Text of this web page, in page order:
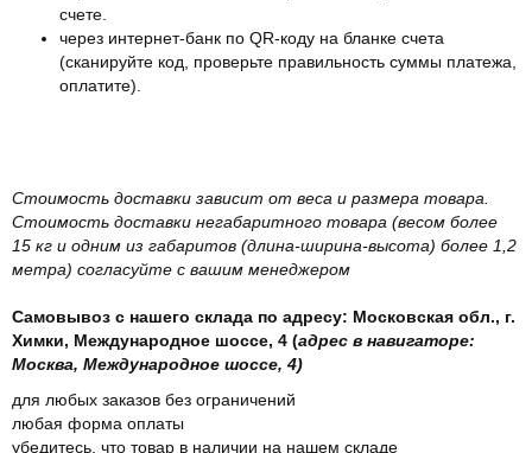
счете.
через интернет-банк по QR-коду на бланке счета
(сканируйте код, проверьте правильность суммы платежа,
оплатите).
Стоимость доставки зависит от веса и размера товара.
Стоимость доставки негабаритного товара (весом более
15 кг и одним из габаритов (длина-ширина-высота) более 1,2
метра) согласуйте с вашим менеджером
Самовывоз с нашего склада по адресу: Московская обл., г.
Химки, Международное шоссе, 4 (адрес в навигаторе:
Москва, Международное шоссе, 4)
для любых заказов без ограничений
любая форма оплаты
убедитесь, что товар в наличии на нашем складе